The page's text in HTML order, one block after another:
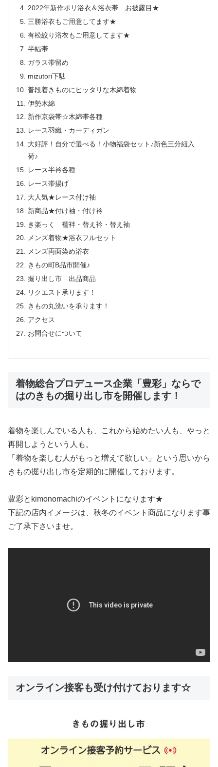
2022年新作ポリ浴衣＆浴衣帯 お披露目★
三勝浴衣もご用意してます★
有松絞り浴衣もご用意してます★
半幅帯
ガラス帯留め
mizutori下駄
普段着きものにピッタリな木綿着物
伊勢木綿
新作京袋帯☆木綿帯各種
レース羽織・カーディガン
大好評！自分で選べる！小物福袋セット♪新色三分紐入
荷♪
レース半衿各種
レース帯揚げ
大人気★レース付け袖
新商品★付け袖・付け衿
き楽っく 襦袢・替え衿・替え袖
メンズ着物★浴衣フルセット
メンズ両面染め浴衣
きもの町B品市開催♪
掘り出し市 出品商品
リクエスト承ります！
きもの丸洗いを承ります！
アクセス
お問合せについて
着物総合プロデュース企業「豊彩」ならで
はのきもの掘り出し市を開催します！
着物を楽しんでいる人も、これから始めたい人も、やっと
再開しようという人も。
「着物を楽しむ人がもっと増えて欲しい」という思いから
きもの掘り出し市を定期的に開催しております。
豊彩とkimonomachiのイベントになります★
下記の店内イメージは、秋冬のイベント商品になります事
ご了承下さいませ。
オンライン接客も受け付けております☆